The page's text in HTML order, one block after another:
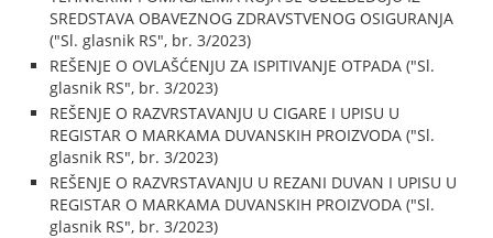
SREDSTAVA OBAVEZNOG ZDRAVSTVENOG OSIGURANJA
("Sl. glasnik RS", br. 3/2023)
REŠENJE O OVLAŠĆENJU ZA ISPITIVANJE OTPADA ("Sl.
glasnik RS", br. 3/2023)
REŠENJE O RAZVRSTAVANJU U CIGARE I UPISU U
REGISTAR O MARKAMA DUVANSKIH PROIZVODA ("Sl.
glasnik RS", br. 3/2023)
REŠENJE O RAZVRSTAVANJU U REZANI DUVAN I UPISU U
REGISTAR O MARKAMA DUVANSKIH PROIZVODA ("Sl.
glasnik RS", br. 3/2023)